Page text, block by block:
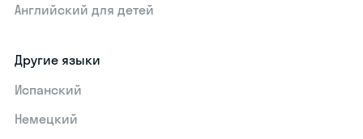
Английский для детей
Другие языки
Испанский
Немецкий